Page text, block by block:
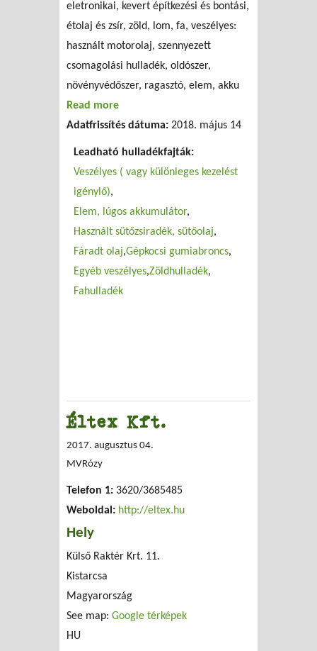
eletronikai, kevert építkezési és bontási,
étolaj és zsír, zöld, lom, fa, veszélyes:
használt motorolaj, szennyezett
csomagolási hulladék, oldószer,
növényvédőszer, ragasztó, elem, akku
Read more
Dezső utca)
Adatfrissítés dátuma: 2018. május 14
Leadható hulladékfajták:
Veszélyes ( vagy különleges kezelést
igénylő)
Elem, lúgos akkumulátor
Használt sütőzsiradék, sütőolaj
Fáradt olaj Gépkocsi gumiabroncs
Egyéb veszélyes Zöldhulladék
Fahulladék
Éltex Kft.
2017. augusztus 04.
MVRózy
Telefon 1: 3620/3685485
Weboldal: http://eltex.hu
Hely
Külső Raktér Krt. 11.
Kistarcsa
Magyarország
See map: Google térképek
HU